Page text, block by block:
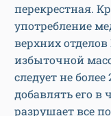
перекрестная.
употребление
верхних
избыточной
следует не
добавлять его в
разрушает все